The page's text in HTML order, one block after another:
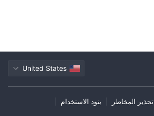
United States
تحذير المخاطر بنود الاستخدام